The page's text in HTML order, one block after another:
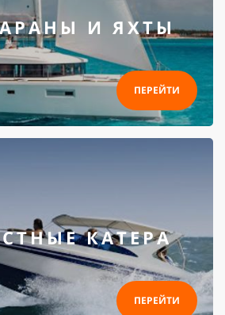
И ЯХТЫ
ПЕРЕЙТИ
КАТЕРА
ПЕРЕЙТИ